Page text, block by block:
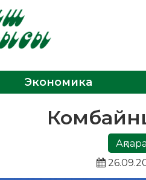
Экономика